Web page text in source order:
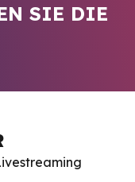
SIE DIE